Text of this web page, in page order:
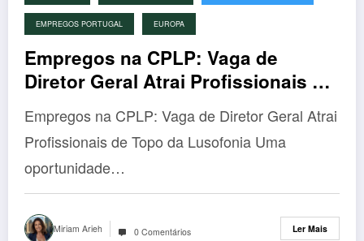
EMPREGOS PORTUGAL EUROPA
Empregos na CPLP: Vaga de
Diretor Geral Atrai Profissionais de
Topo da Lusofonia
Empregos na CPLP: Vaga de Diretor Geral Atrai
Profissionais de Topo da Lusofonia Uma
oportunidade…
Miriam Arieh 0 Comentários Ler Mais